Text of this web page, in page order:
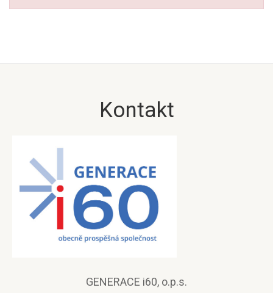
Kontakt
GENERACE i60, o.p.s.